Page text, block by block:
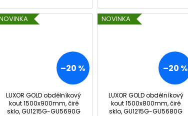
–20 %
LUXOR GOLD obdélníkový
kout 1500x900mm, čiré
sklo, GU1215G-GU5690G
NOVINKA
–20 %
LUXOR GOLD obdélníkový
kout 1500x800mm, čiré
sklo, GU1215G-GU5680G